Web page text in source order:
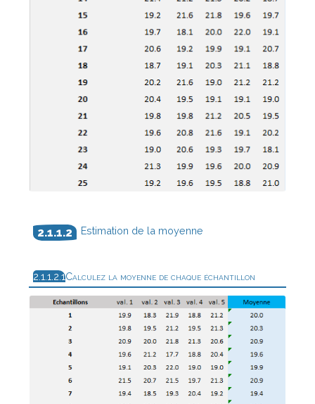
Estimation de la moyenne
Calculez la moyenne de chaque échantillon